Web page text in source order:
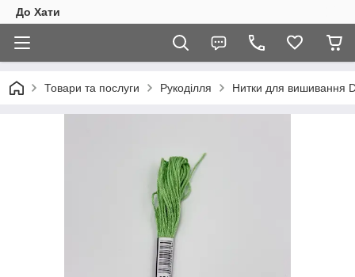
До Хати
Товари та послуги Рукоділля Нитки для вишивання